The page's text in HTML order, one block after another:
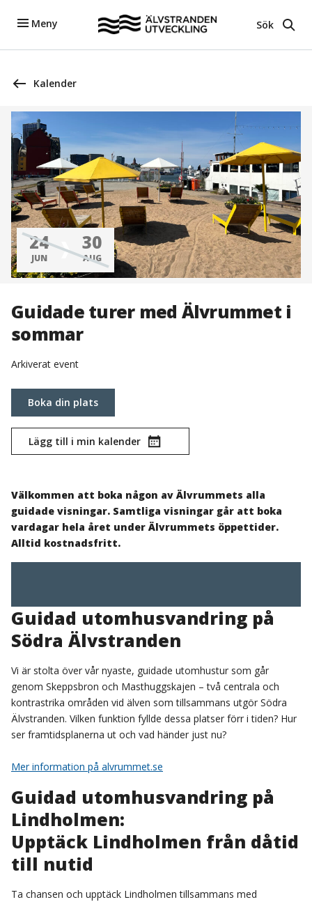
Meny Sök
Kalender
24
JUN
30
AUG
Guidade turer med Älvrummet i
sommar
Arkiverat event
Boka din plats
Lägg till i min kalender
Välkommen att boka någon av Älvrummets alla
guidade visningar. Samtliga visningar går att boka
vardagar hela året under Älvrummets öppettider.
Alltid kostnadsfritt.
Guidad utomhusvandring på
Södra Älvstranden
Vi är stolta över vår nyaste, guidade utomhustur som går
genom Skeppsbron och Masthuggskajen – två centrala och
kontrastrika områden vid älven som tillsammans utgör Södra
Älvstranden. Vilken funktion fyllde dessa platser förr i tiden? Hur
ser framtidsplanerna ut och vad händer just nu?
Mer information på alvrummet.se
Guidad utomhusvandring på
Lindholmen:
Upptäck Lindholmen från dåtid
till nutid
Ta chansen och upptäck Lindholmen tillsammans med